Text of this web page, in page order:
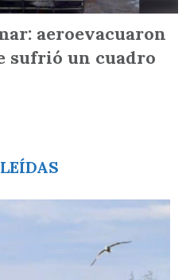
aeroevacuaron
sufrió un cuadro